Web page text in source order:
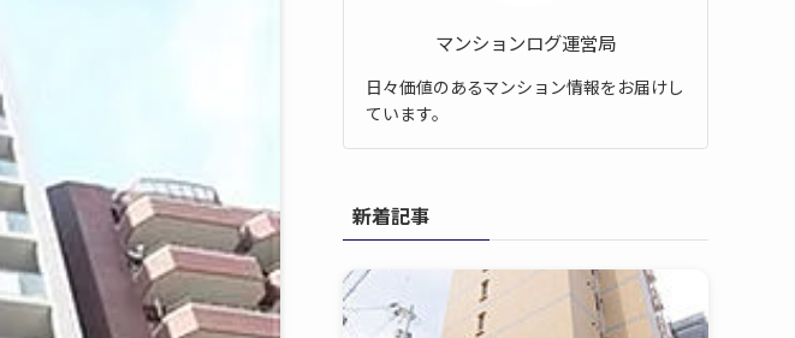
マンションログ運営局
日々価値のあるマンション情報をお届けし
ています。
新着記事